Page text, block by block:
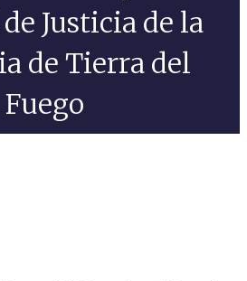
Justicia de la
de Tierra del
Fuego